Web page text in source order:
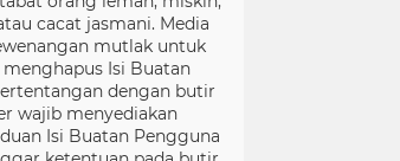
cacat jasmani. Media
mutlak untuk
Isi Buatan
dengan butir
wajib menyediakan
Isi Buatan Pengguna